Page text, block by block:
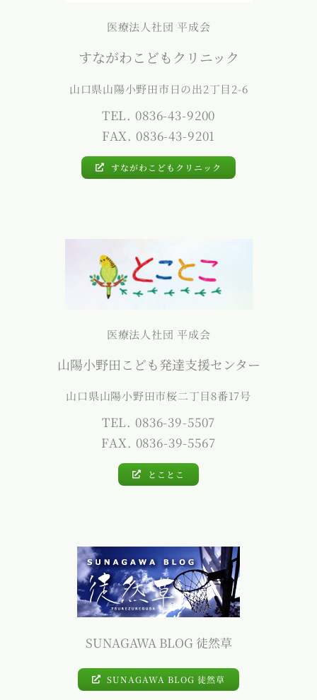
医療法人社団 平成会
すながわこどもクリニック
山口県山陽小野田市日の出2丁目2-6
TEL. 0836-43-9200
FAX. 0836-43-9201
すながわこどもクリニック
医療法人社団 平成会
山陽小野田こども発達支援センター
山口県山陽小野田市桜二丁目8番17号
TEL. 0836-39-5507
FAX. 0836-39-5567
とことこ
SUNAGAWA BLOG 徒然草
SUNAGAWA BLOG 徒然草